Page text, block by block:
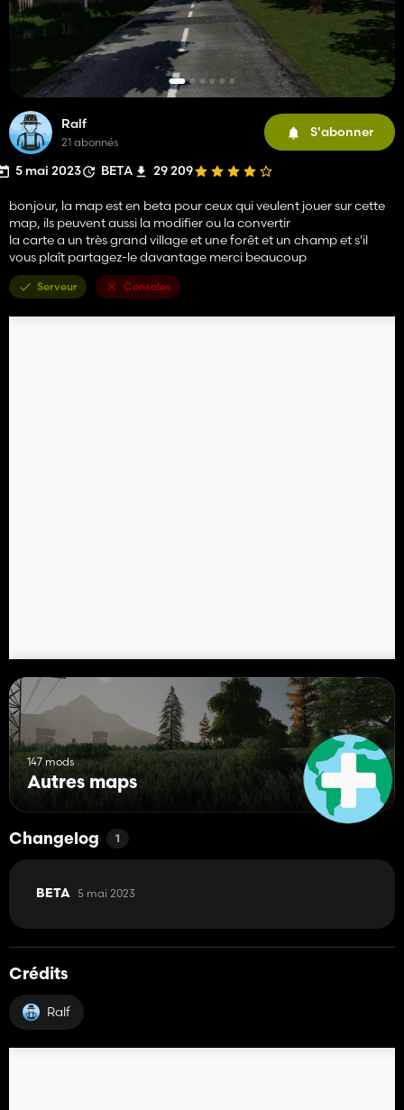
Ralf
21 abonnés
S'abonner
5 mai 2023 BETA 29 209
bonjour, la map est en beta pour ceux qui veulent jouer sur cette
map, ils peuvent aussi la modifier ou la convertir
la carte a un très grand village et une forêt et un champ et s'il
vous plaît partagez-le davantage merci beaucoup
Serveur Consoles
147 mods
Autres maps
Changelog 1
BETA 5 mai 2023
Crédits
Ralf